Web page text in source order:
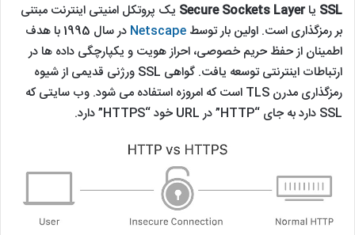
SSL یاSecure Sockets Layer یک پروتکل امنیتی اینترنت مبتنی
بر رمزگذاری است. اولین بار توسط Netscape
در سال 1995 با هدف
اطمینان از حفظ حریم خصوصی، احراز هویت و یکپارچگی داده ها در
ارتباطات اینترنتی توسعه یافت. گواهی SSL ورژنی قدیمی از شیوه
رمزگذاری مدرن TLS است که امروزه استفاده می شود. وب سایتی که
SSL دارد به جای “HTTP” در URL خود “HTTPS” دارد.